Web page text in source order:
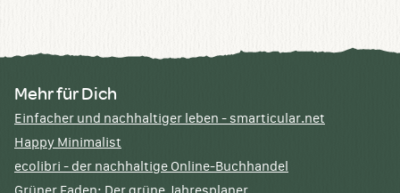
Mehr für Dich
Einfacher und nachhaltiger leben - smarticular.net
Happy Minimalist
ecolibri - der nachhaltige Online-Buchhandel